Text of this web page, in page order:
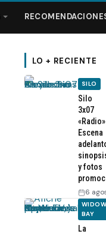
LO + RECIENTE
SILO
Silo
3x07
Escena
y fotos
6
BAY
La